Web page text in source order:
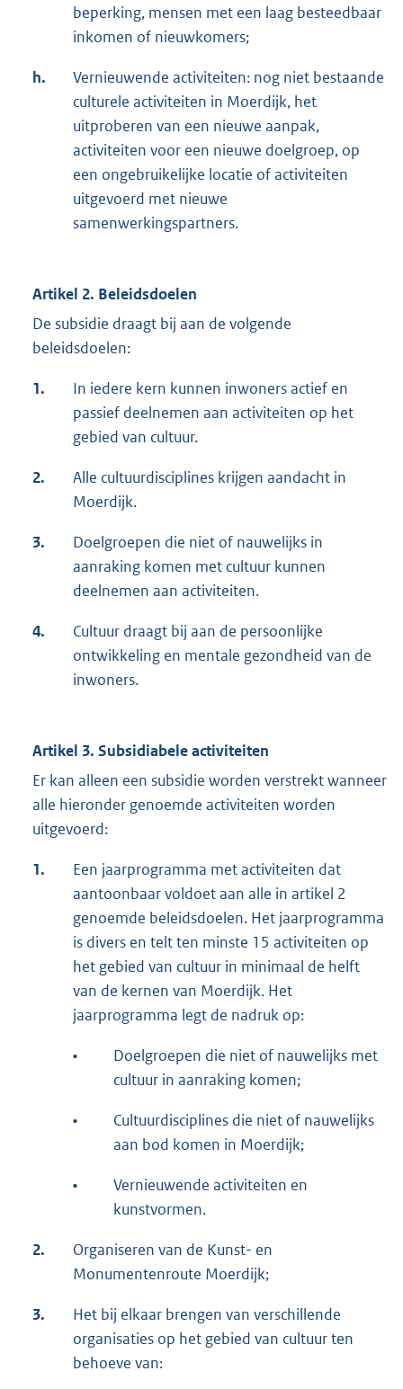
beperking, mensen met een laag besteedbaar
inkomen of nieuwkomers;
h.
Vernieuwende activiteiten: nog niet bestaande
culturele activiteiten in Moerdijk, het
uitproberen van een nieuwe aanpak,
activiteiten voor een nieuwe doelgroep, op
een ongebruikelijke locatie of activiteiten
uitgevoerd met nieuwe
samenwerkingspartners.
Artikel 2. Beleidsdoelen
De subsidie draagt bij aan de volgende
beleidsdoelen:
1.
In iedere kern kunnen inwoners actief en
passief deelnemen aan activiteiten op het
gebied van cultuur.
2.
Alle cultuurdisciplines krijgen aandacht in
Moerdijk.
3.
Doelgroepen die niet of nauwelijks in
aanraking komen met cultuur kunnen
deelnemen aan activiteiten.
4.
Cultuur draagt bij aan de persoonlijke
ontwikkeling en mentale gezondheid van de
inwoners.
Artikel 3. Subsidiabele activiteiten
Er kan alleen een subsidie worden verstrekt wanneer
alle hieronder genoemde activiteiten worden
uitgevoerd:
1.
Een jaarprogramma met activiteiten dat
aantoonbaar voldoet aan alle in artikel 2
genoemde beleidsdoelen. Het jaarprogramma
is divers en telt ten minste 15 activiteiten op
het gebied van cultuur in minimaal de helft
van de kernen van Moerdijk. Het
jaarprogramma legt de nadruk op:
•
Doelgroepen die niet of nauwelijks met
cultuur in aanraking komen;
•
Cultuurdisciplines die niet of nauwelijks
aan bod komen in Moerdijk;
•
Vernieuwende activiteiten en
kunstvormen.
2.
Organiseren van de Kunst- en
Monumentenroute Moerdijk;
3.
Het bij elkaar brengen van verschillende
organisaties op het gebied van cultuur ten
behoeve van: